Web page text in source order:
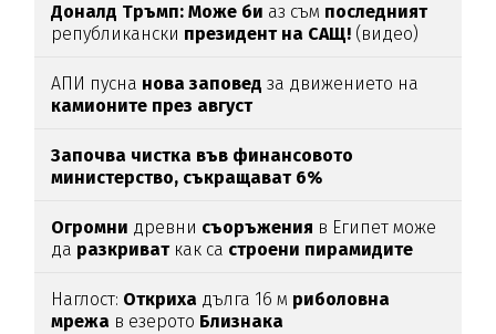
Доналд Тръмп: Може би аз съм последният
републикански президент на САЩ! (видео)
АПИ пусна нова заповед за движението на
камионите през август
Започва чистка във финансовото
министерство, съкращават 6%
Огромни древни съоръжения в Египет може
да разкриваткак са строени пирамидите
Наглост: Откриха дълга 16 м риболовна
мрежа в езерото Близнака